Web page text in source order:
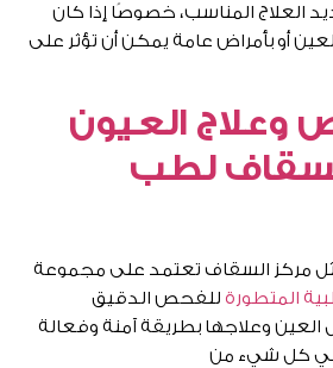
العلاج المناسب، خصوصًا إذا كان
أو بأمراض عامة يمكن أن تؤثر على
العيون
لطب
مركز السقاف تعتمد على مجموعة
المتطورة للفحص الدقيق
وعلاجها بطريقة آمنة وفعالة
كل شيء من